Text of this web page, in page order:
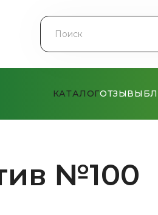
КАТАЛОГОТЗЫВЫ
№100